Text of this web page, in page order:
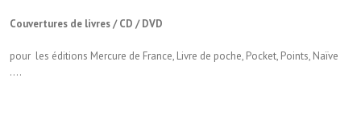
Couvertures de livres / CD / DVD
pour les éditions Mercure de France, Livre de poche, Pocket, Points, Naïve
….